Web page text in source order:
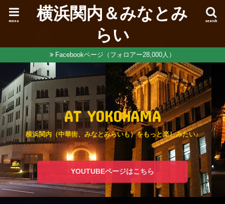
横浜関内＆みなとみ
らい
search
menu
Facebookページ（フォロアー28,000人）
AT YOKOHAMA
横浜関内（中華街、みなとみらいも）をもっと楽しみたい♪
YOUTUBEページはこちら